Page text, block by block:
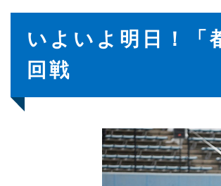
いよいよ明日！「
回戦